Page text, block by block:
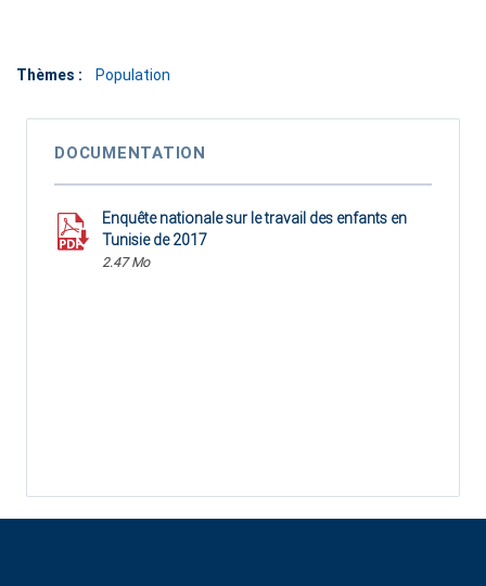
Thèmes : Population
DOCUMENTATION
Enquête nationale sur le travail des enfants en
Tunisie de 2017
2.47 Mo